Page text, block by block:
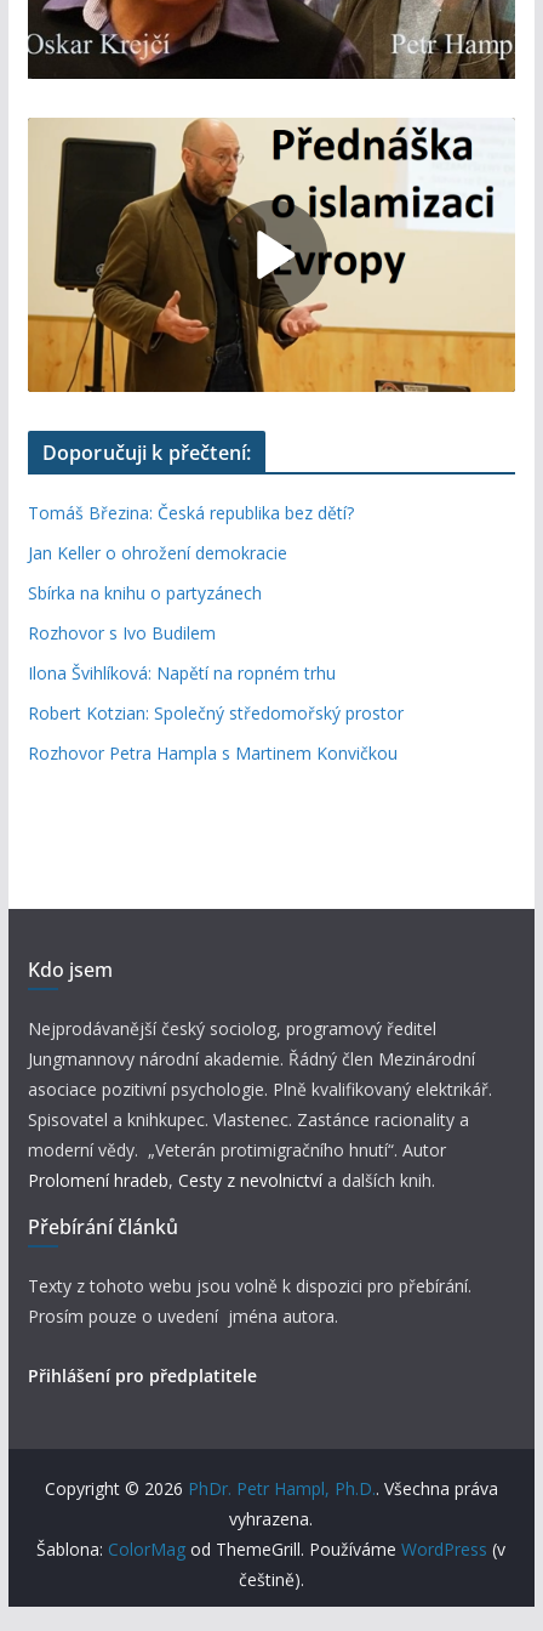
Doporučuji k přečtení:
Tomáš Březina: Česká republika bez dětí?
Jan Keller o ohrožení demokracie
Sbírka na knihu o partyzánech
Rozhovor s Ivo Budilem
Ilona Švihlíková: Napětí na ropném trhu
Robert Kotzian: Společný středomořský prostor
Rozhovor Petra Hampla s Martinem Konvičkou
Kdo jsem
Nejprodávanější český sociolog, programový ředitel
Jungmannovy národní akademie. Řádný člen Mezinárodní
asociace pozitivní psychologie. Plně kvalifikovaný elektrikář.
Spisovatel a knihkupec. Vlastenec. Zastánce racionality a
moderní vědy. „Veterán protimigračního hnutí“. Autor
Prolomení hradeb, Cesty z nevolnictví a dalších knih.
Přebírání článků
Texty z tohoto webu jsou volně k dispozici pro přebírání.
Prosím pouze o uvedení jména autora.
Přihlášení pro předplatitele
Copyright © 2026 PhDr. Petr Hampl, Ph.D.. Všechna práva
vyhrazena.
Šablona: ColorMag od ThemeGrill. PoužívámeWordPress (v
češtině).